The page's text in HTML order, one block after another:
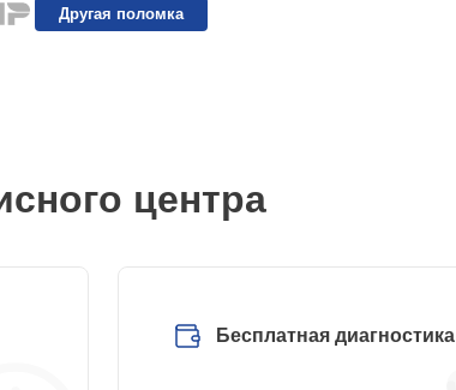
Другая поломка
центра
Бесплатная диагностика